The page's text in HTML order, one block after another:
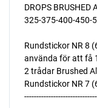
DROPS
325-375-400-450-
Rundstickor NR 8
använda för att få
2 trådar Brushed
Rundstickor NR 7